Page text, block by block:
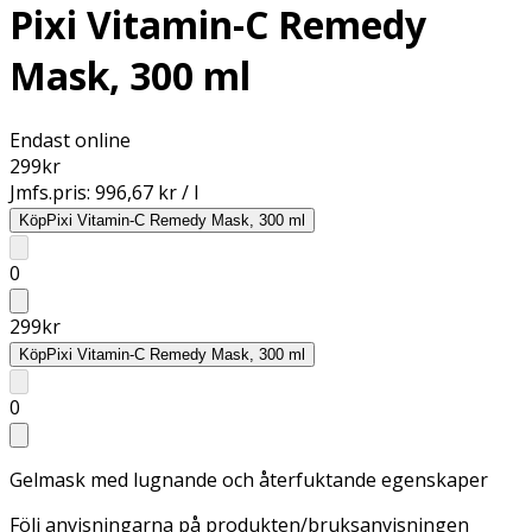
Pixi Vitamin-C Remedy
Mask, 300 ml
Endast online
299kr
Jmfs.pris: 996,67 kr / l
KöpPixi Vitamin-C Remedy Mask, 300 ml
0
299kr
KöpPixi Vitamin-C Remedy Mask, 300 ml
0
Gelmask med lugnande och återfuktande egenskaper
Följ anvisningarna på produkten/bruksanvisningen